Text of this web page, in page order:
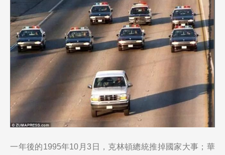
一年後的1995年10月3日，克林頓總統推掉國家大事；華